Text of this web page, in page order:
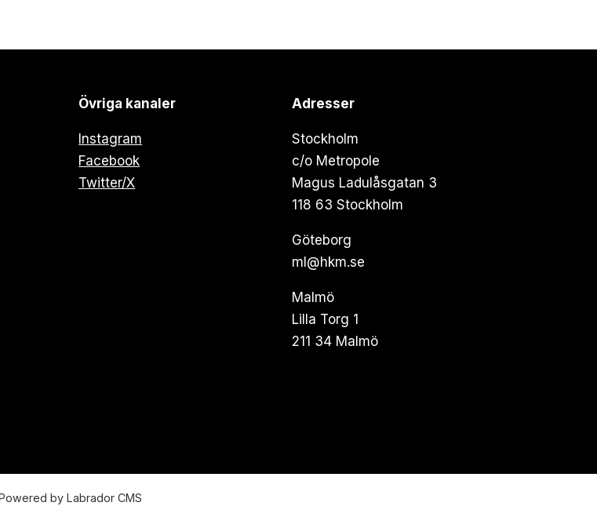
Övriga kanaler
Instagram
Facebook
Twitter/X
Adresser
Stockholm
c/o Metropole
Magus Ladulåsgatan 3
118 63 Stockholm
Göteborg
ml@hkm.se
Malmö
Lilla Torg 1
211 34 Malmö
by Labrador CMS